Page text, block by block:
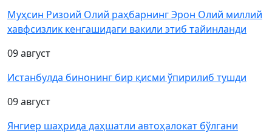
Муҳсин Ризоий Олий раҳбарнинг Эрон Олий миллий
хавфсизлик кенгашидаги вакили этиб тайинланди
09 август
Истанбулда бинонинг бир қисми ўпирилиб тушди
09 август
Янгиер шаҳрида даҳшатли автоҳалокат бўлгани